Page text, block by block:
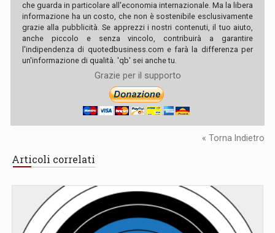
che guarda in particolare all'economia internazionale. Ma la libera
informazione ha un costo, che non è sostenibile esclusivamente
grazie alla pubblicità. Se apprezzi i nostri contenuti, il tuo aiuto,
anche piccolo e senza vincolo, contribuirà a garantire
l'indipendenza di quotedbusiness.com e farà la differenza per
un'informazione di qualità. 'qb' sei anche tu.
Grazie per il supporto
« Torna Indietro
Articoli correlati